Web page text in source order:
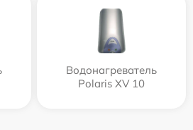
Водонагреватель
Polaris XV 10